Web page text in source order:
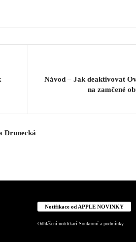
Návod – Jak deaktivovat
na zamčené
Drunecká
Notifikace od APPLE NOVINKY
Odhlášení notifikací Soukromí a podmínky